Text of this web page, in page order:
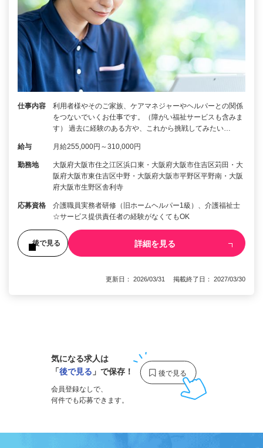
仕事内容
利用者様やそのご家族、ケアマネジャーやヘルパーとの関係
をつないでいくお仕事です。（障がい福祉サービスも含みま
す） 過去に経験のある方や、これから挑戦してみたい…
給与 月給255,000円～310,000円
勤務地
大阪府大阪市住之江区浜口東・大阪府大阪市住吉区苅田・大
阪府大阪市東住吉区中野・大阪府大阪市平野区平野南・大阪
府大阪市生野区舎利寺
応募資格
介護職員実務者研修（旧ホームヘルパー1級）、介護福祉士
☆サービス提供責任者の経験がなくてもOK
後で見る 詳細を見る
更新日： 2026/03/31 掲載終了日： 2027/03/30
気になる求人は
「後で見る 」で保存！
会員登録なしで、
何件でも応募できます。